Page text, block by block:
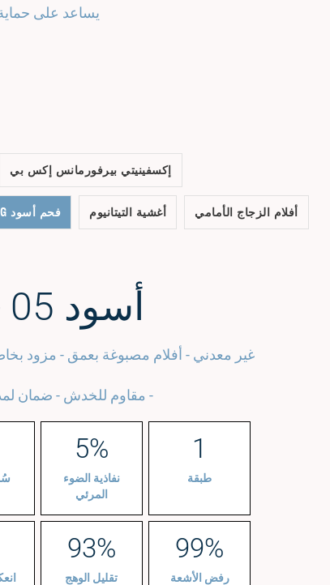
يساعد على حماية
إكسفينيتي بيرفورمانس إكس بي
فحم أسود XG - أفلام بوليستر مصبوغة بعمق أغشية التيتانيوم أفلام الزجاج الأمامي
أسود XG - 05
غير معدني - أفلام مصبوغة بعمق - مزود
- مقاوم للخدش - ضمان لمدة 3
5%
نفاذية الضوء
المرئي
1
طبقة
93%
تقليل الوهج
99%
رفض الأشعة